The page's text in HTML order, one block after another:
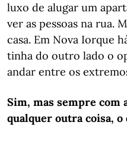
luxo de alugar um
ver as pessoas na rua.
casa. Em Nova Iorque
tinha do outro lado o
andar entre os
Sim, mas sempre com
qualquer outra coisa, o